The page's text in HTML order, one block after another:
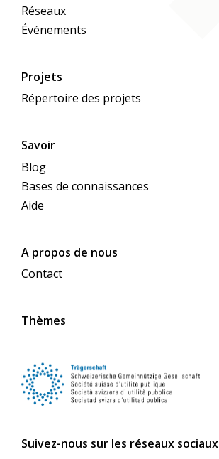
Réseaux
Événements
Projets
Répertoire des projets
Savoir
Blog
Bases de connaissances
Aide
A propos de nous
Contact
Thèmes
Suivez-nous sur les réseaux sociaux